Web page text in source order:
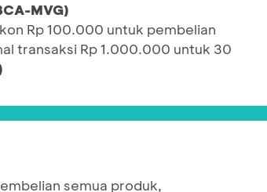
MVG)
Rp 100.000 untuk pembelian
transaksi Rp 1.000.000 untuk 30
semua produk,